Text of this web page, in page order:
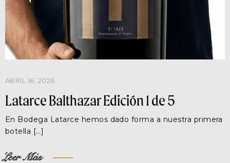
ABRIL 16, 2026
Latarce Balthazar Edición 1 de 5
En Bodega Latarce hemos dado forma a nuestra primera
botella […]
Leer Más